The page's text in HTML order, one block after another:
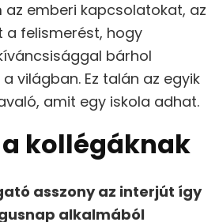
az emberi kapcsolatokat, az
a felismerést, hogy
bárhol
világban. Ez talán az egyik
amit egy iskola adhat.
a kollégáknak
asszony az interjút így
alkalmából